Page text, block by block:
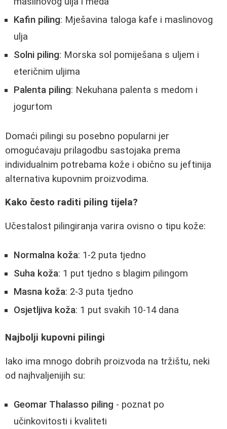
Kafin piling: Mješavina taloga kafe i maslinovog
ulja
Solni piling: Morska sol pomiješana s uljem i
eteričnim uljima
Palenta piling: Nekuhana palenta s medom i
jogurtom
Domaći pilingi su posebno popularni jer
omogućavaju prilagodbu sastojaka prema
individualnim potrebama kože i obično su jeftinija
alternativa kupovnim proizvodima.
Kako često raditi piling tijela?
Učestalost pilingiranja varira ovisno o tipu kože:
Normalna koža: 1-2 puta tjedno
Suha koža: 1 put tjedno s blagim pilingom
Masna koža: 2-3 puta tjedno
Osjetljiva koža: 1 put svakih 10-14 dana
Najbolji kupovni pilingi
Iako ima mnogo dobrih proizvoda na tržištu, neki
od najhvaljenijih su:
Geomar Thalasso piling - poznat po
učinkovitosti i kvaliteti